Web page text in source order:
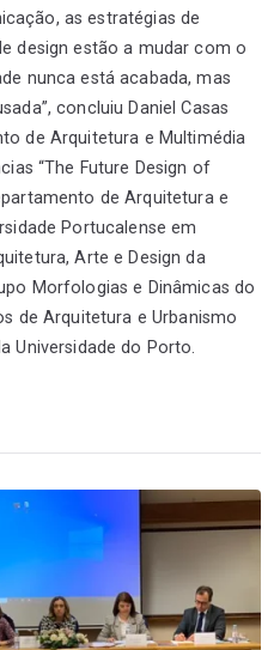
as estratégias de
design estão a mudar com o
nunca está acabada, mas
concluiu Daniel Casas
de Arquitetura e Multimédia
“The Future Design of
de Arquitetura e
Portucalense em
Arte e Design da
Morfologias e Dinâmicas do
de Arquitetura e Urbanismo
Universidade do Porto.